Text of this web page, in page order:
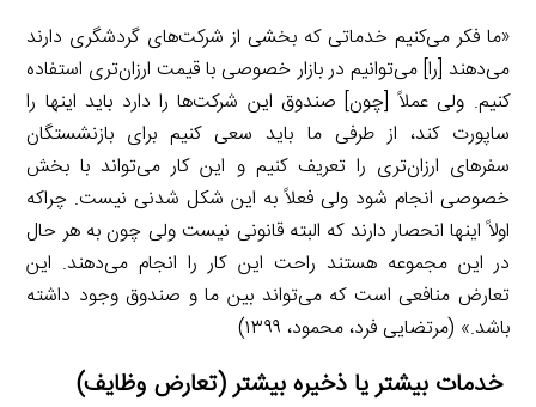
«ما فکر می‌کنیم خدماتی که بخشی از شرکت‌های گردشگری دارند
می‌دهند [را] می‌توانیم در بازار خصوصی با قیمت ارزان‌تری استفاده
کنیم. ولی عملاً [چون] صندوق این شرکت‌ها را دارد باید اینها را
ساپورت کند، از طرفی ما باید سعی کنیم برای بازنشستگان
سفرهای ارزان‌تری را تعریف کنیم و این کار می‌تواند با بخش
خصوصی انجام شود ولی فعلاً به این شکل شدنی نیست. چراکه
اولاً اینها انحصار دارند که البته قانونی نیست ولی چون به هر حال
در این مجموعه هستند راحت این کار را انجام می‌دهند. این
تعارض منافعی است که می‌تواند بین ما و صندوق وجود داشته
باشد.» (مرتضایی فرد، محمود، ۱۳۹۹)
خدمات بیشتر یا ذخیره بیشتر (تعارض وظایف)